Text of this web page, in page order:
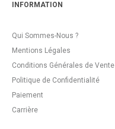
INFORMATION
Qui Sommes-Nous ?
Mentions Légales
Conditions Générales de Vente
Politique de Confidentialité
Paiement
Carrière